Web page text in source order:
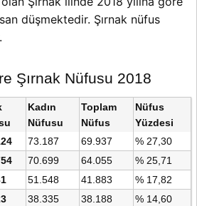
düşmektedir. Şırnak nüfus
Şırnak Nüfusu 2018
Kadın
Nüfusu
Toplam
Nüfus
Nüfus
Yüzdesi
73.187 69.937
% 27,30
70.699 64.055
% 25,71
51.548 41.883
% 17,82
38.335 38.188
% 14,60